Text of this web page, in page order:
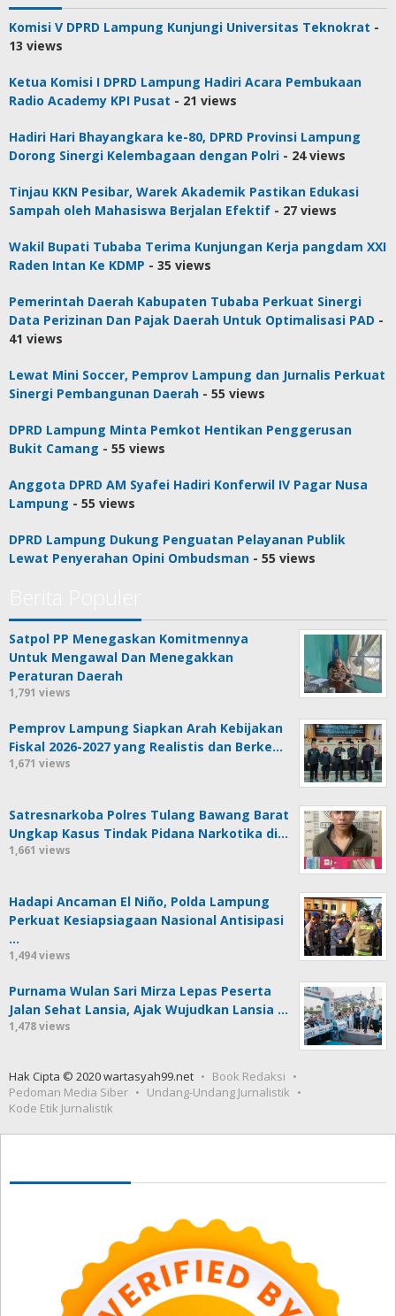
Komisi V DPRD Lampung Kunjungi Universitas Teknokrat -
13 views
Ketua Komisi I DPRD Lampung Hadiri Acara Pembukaan
Radio Academy KPI Pusat - 21 views
Hadiri Hari Bhayangkara ke-80, DPRD Provinsi Lampung
Dorong Sinergi Kelembagaan dengan Polri - 24 views
Tinjau KKN Pesibar, Warek Akademik Pastikan Edukasi
Sampah oleh Mahasiswa Berjalan Efektif - 27 views
Wakil Bupati Tubaba Terima Kunjungan Kerja pangdam XXI
Raden Intan Ke KDMP - 35 views
Pemerintah Daerah Kabupaten Tubaba Perkuat Sinergi
Data Perizinan Dan Pajak Daerah Untuk Optimalisasi PAD -
41 views
Lewat Mini Soccer, Pemprov Lampung dan Jurnalis Perkuat
Sinergi Pembangunan Daerah - 55 views
DPRD Lampung Minta Pemkot Hentikan Penggerusan
Bukit Camang - 55 views
Anggota DPRD AM Syafei Hadiri Konferwil IV Pagar Nusa
Lampung - 55 views
DPRD Lampung Dukung Penguatan Pelayanan Publik
Lewat Penyerahan Opini Ombudsman - 55 views
Satpol PP Menegaskan Komitmennya
Untuk Mengawal Dan Menegakkan
Peraturan Daerah
1,791 views
Pemprov Lampung Siapkan Arah Kebijakan
Fiskal 2026-2027 yang Realistis dan Berke…
1,671 views
Satresnarkoba Polres Tulang Bawang Barat
Ungkap Kasus Tindak Pidana Narkotika di…
1,661 views
Hadapi Ancaman El Niño, Polda Lampung
Perkuat Kesiapsiagaan Nasional Antisipasi
…
1,494 views
Purnama Wulan Sari Mirza Lepas Peserta
Jalan Sehat Lansia, Ajak Wujudkan Lansia …
1,478 views
Hak Cipta © 2020 wartasyah99.net
Book Redaksi
Pedoman Media Siber
Undang-Undang Jurnalistik
Kode Etik Jurnalistik